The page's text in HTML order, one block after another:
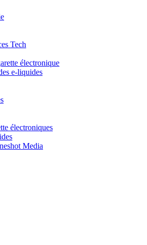
Tech
électronique
e-liquides
électroniques
Media